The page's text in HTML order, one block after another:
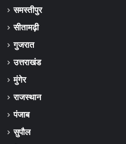
समस्तीपुर
सीतामढ़ी
गुजरात
उत्तराखंड
मुंगेर
राजस्थान
पंजाब
सुपौल